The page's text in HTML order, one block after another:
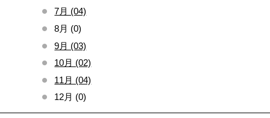
7月 (04)
8月 (0)
9月 (03)
10月 (02)
11月 (04)
12月 (0)